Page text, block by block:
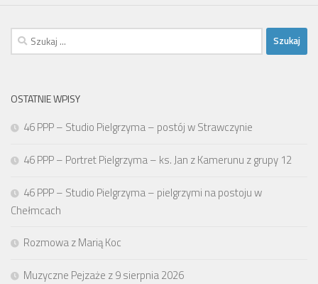
Szukaj:
OSTATNIE WPISY
46 PPP – Studio Pielgrzyma – postój w Strawczynie
46 PPP – Portret Pielgrzyma – ks. Jan z Kamerunu z grupy 12
46 PPP – Studio Pielgrzyma – pielgrzymi na postoju w
Chełmcach
Rozmowa z Marią Koc
Muzyczne Pejzaże z 9 sierpnia 2026